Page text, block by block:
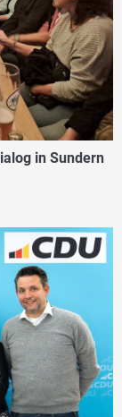
in Sundern